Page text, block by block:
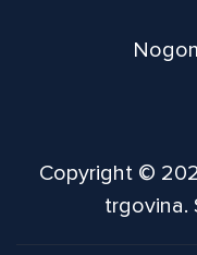
Copyright ©
trgovina.